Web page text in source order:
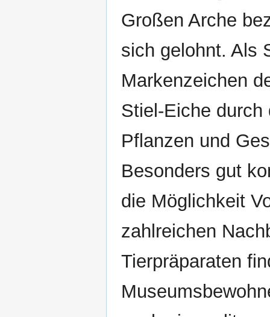
Großen Arche
sich gelohnt. Als
Markenzeichen
Stiel-Eiche durch
Pflanzen und
Besonders gut
die Möglichkeit
zahlreichen
Tierpräparaten